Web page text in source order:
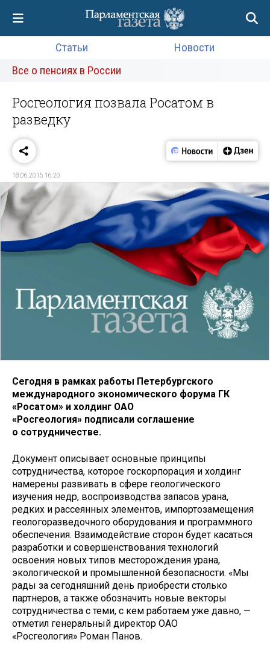
Статьи
Новости
Все о пенсиях в России
Росгеология позвала Росатом в
разведку
18.06.2015 16:20
Сегодня в рамках работы Петербургского
международного экономического форума ГК
«Росатом» и холдинг ОАО
«Росгеология» подписали соглашение
о сотрудничестве.
Документ описывает основные принципы
сотрудничества, которое госкорпорация и холдинг
намерены развивать в сфере геологического
изучения недр, воспроизводства запасов урана,
редких и рассеянных элементов, импортозамещения
геологоразведочного оборудования и программного
обеспечения. Взаимодействие сторон будет касаться
разработки и совершенствования технологий
освоения новых типов месторождения урана,
экологической и промышленной безопасности. «Мы
рады за сегодняшний день приобрести столько
партнеров, а также обозначить новые векторы
сотрудничества с теми, с кем работаем уже давно, —
отметил генеральный директор ОАО
«Росгеология» Роман Панов.